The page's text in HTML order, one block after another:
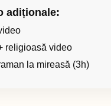
adiționale:
religioasă video
la mireasă (3h)